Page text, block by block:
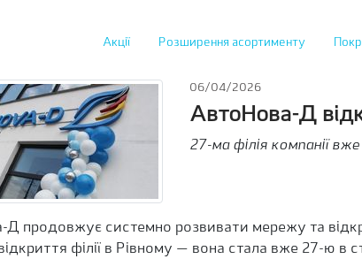
Акції Розширення асортименту
06/04/2026
АвтоНова-Д
27-ма філія компанії
продовжує системно розвивати мережу та
філії в Рівному — вона стала вже 27-ю в